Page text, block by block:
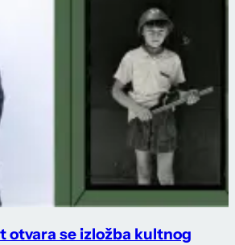
otvara se izložba kultnog